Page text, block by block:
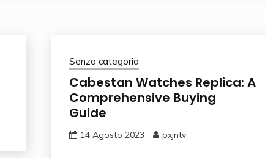
Senza categoria
Cabestan Watches Replica: A
Comprehensive Buying
Guide
14 Agosto 2023 pxjntv